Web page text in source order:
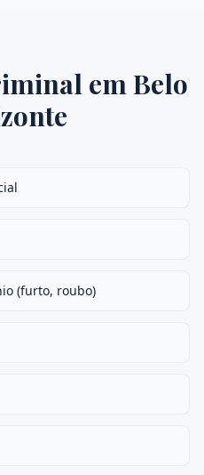
emBelo
(furto, roubo)